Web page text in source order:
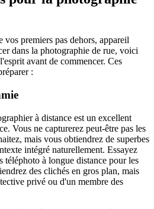
vos premiers pas dehors, appareil
dans la photographie de rue, voici
avant de commencer. Ces
:
à distance est un excellent
Vous ne capturerez peut-être pas les
mais vous obtiendrez de superbes
intégré naturellement. Essayez
à longue distance pour les
des clichés en gros plan, mais
privé ou d'un membre des